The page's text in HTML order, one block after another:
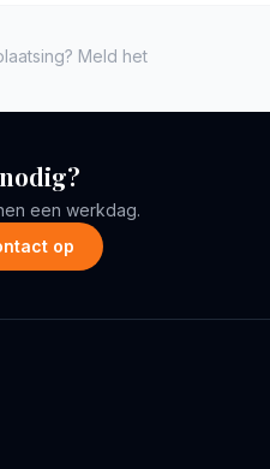
Meld het
een werkdag.
op